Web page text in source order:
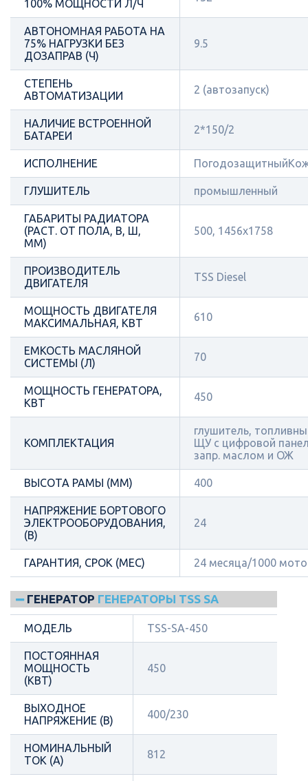
100% МОЩНОСТИ Л/Ч
АВТОНОМНАЯ РАБОТА НА
75% НАГРУЗКИ БЕЗ
ДОЗАПРАВ (Ч)
9.5
СТЕПЕНЬ
АВТОМАТИЗАЦИИ
2 (автозапуск)
НАЛИЧИЕ ВСТРОЕННОЙ
БАТАРЕИ
2*150/2
ИСПОЛНЕНИЕ
ГЛУШИТЕЛЬ промышленный
ГАБАРИТЫ РАДИАТОРА
(РАСТ. ОТ ПОЛА, В, Ш,
ММ)
500, 1456x1758
ПРОИЗВОДИТЕЛЬ
ДВИГАТЕЛЯ
TSS Diesel
МОЩНОСТЬ ДВИГАТЕЛЯ
МАКСИМАЛЬНАЯ, КВТ
610
ЕМКОСТЬ МАСЛЯНОЙ
СИСТЕМЫ (Л)
70
МОЩНОСТЬ ГЕНЕРАТОРА,
КВТ
450
КОМПЛЕКТАЦИЯ
глушитель,
ЩУ с цифровой
запр. маслом и ОЖ
ВЫСОТА РАМЫ (ММ) 400
НАПРЯЖЕНИЕ БОРТОВОГО
ЭЛЕКТРООБОРУДОВАНИЯ,
(В)
24
ГАРАНТИЯ, СРОК (МЕС) 24 месяца/1000
ГЕНЕРАТОР ГЕНЕРАТОРЫ TSS SA
МОДЕЛЬ TSS-SA-450
ПОСТОЯННАЯ
МОЩНОСТЬ
(КВТ)
450
ВЫХОДНОЕ
НАПРЯЖЕНИЕ (В)
400/230
НОМИНАЛЬНЫЙ
ТОК (А)
812